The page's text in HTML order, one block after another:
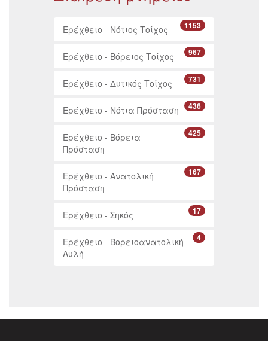
1153
Ερέχθειο - Νότιος Τοίχος
967
Ερέχθειο - Βόρειος Τοίχος
731
Ερέχθειο - Δυτικός Τοίχος
436
Ερέχθειο - Νότια Πρόσταση
425
Ερέχθειο - Βόρεια
Πρόσταση
167
Ερέχθειο - Ανατολική
Πρόσταση
17
Ερέχθειο - Σηκός
4
Ερέχθειο - Βορειοανατολική
Αυλή